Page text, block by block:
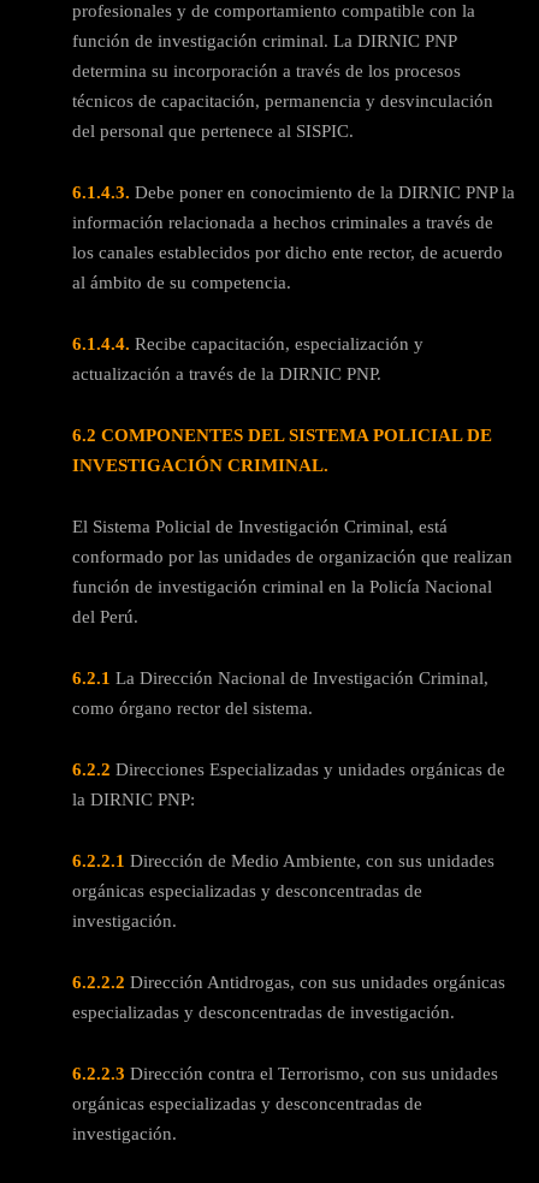
profesionales y de comportamiento compatible con la
función de investigación criminal. La DIRNIC PNP
determina su incorporación a través de los procesos
técnicos de capacitación, permanencia y desvinculación
del personal que pertenece al SISPIC.
6.1.4.3. Debe poner en conocimiento de la DIRNIC PNP la
información relacionada a hechos criminales a través de
los canales establecidos por dicho ente rector, de acuerdo
al ámbito de su competencia.
6.1.4.4. Recibe capacitación, especialización y
actualización a través de la DIRNIC PNP.
6.2 COMPONENTES DEL SISTEMA POLICIAL DE
INVESTIGACIÓN CRIMINAL.
El Sistema Policial de Investigación Criminal, está
conformado por las unidades de organización que realizan
función de investigación criminal en la Policía Nacional
del Perú.
6.2.1 La Dirección Nacional de Investigación Criminal,
como órgano rector del sistema.
6.2.2 Direcciones Especializadas y unidades orgánicas de
la DIRNIC PNP:
6.2.2.1 Dirección de Medio Ambiente, con sus unidades
orgánicas especializadas y desconcentradas de
investigación.
6.2.2.2 Dirección Antidrogas, con sus unidades orgánicas
especializadas y desconcentradas de investigación.
6.2.2.3 Dirección contra el Terrorismo, con sus unidades
orgánicas especializadas y desconcentradas de
investigación.